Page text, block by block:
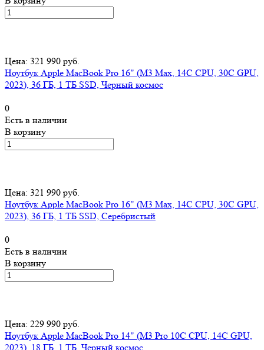
Цена: 321 990 руб.
Ноутбук Apple MacBook Pro 16" (M3 Max, 14C CPU, 30C GPU,
2023), 36 ГБ, 1 ТБ SSD, Черный космос
0
Есть в наличии
В корзину
Цена: 321 990 руб.
Ноутбук Apple MacBook Pro 16" (M3 Max, 14C CPU, 30C GPU,
2023), 36 ГБ, 1 ТБ SSD, Серебристый
0
Есть в наличии
В корзину
Цена: 229 990 руб.
Ноутбук Apple MacBook Pro 14" (M3 Pro 10C CPU, 14C GPU,
2023), 18 ГБ, 1 ТБ, Черный космос